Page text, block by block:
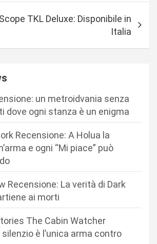
TKL Deluxe: Disponibile in
Italia
un metroidvania senza
dove ogni stanza è un enigma
Recensione: A Holua la
e ogni “Mi piace” può
Recensione: La verità di Dark
ai morti
The Cabin Watcher
è l’unica arma contro